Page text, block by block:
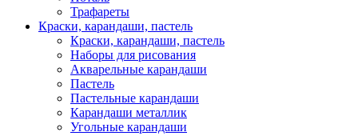
Трафареты
Краски, карандаши, пастель
Краски, карандаши, пастель
Наборы для рисования
Акварельные карандаши
Пастель
Пастельные карандаши
Карандаши металлик
Угольные карандаши